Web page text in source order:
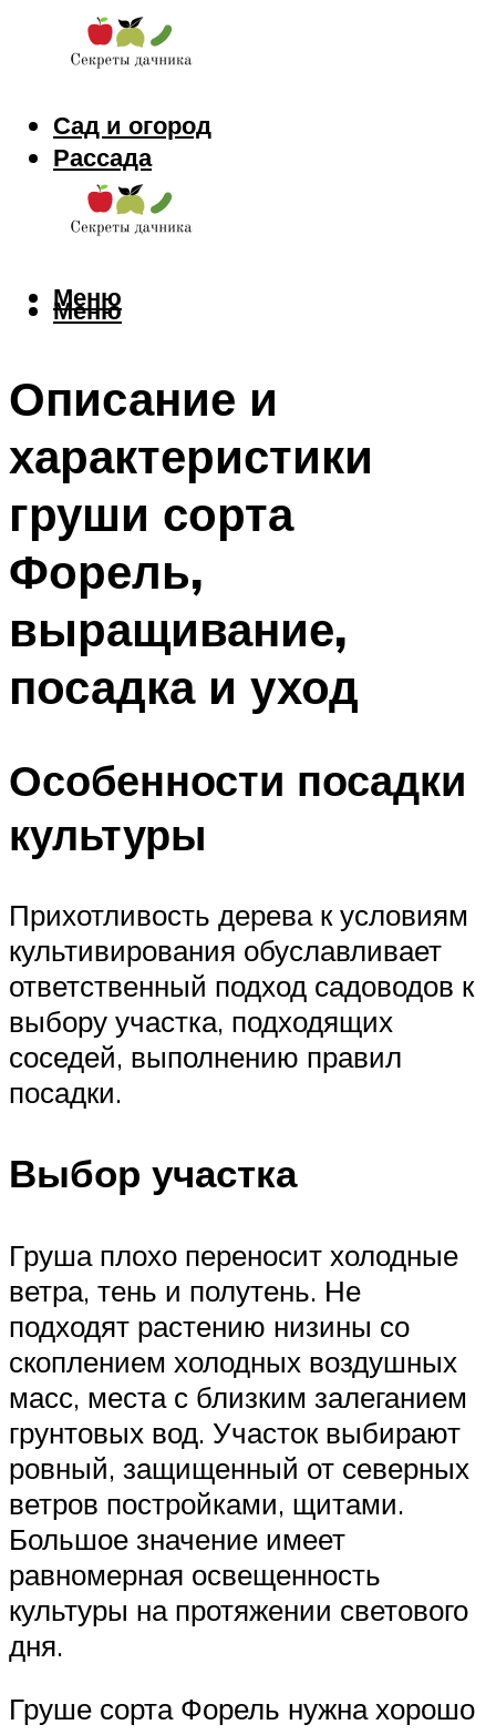
Сад и огород
Рассада
Цветы
Заготовки
Меню
Меню
Описание и
характеристики
груши сорта
Форель,
выращивание,
посадка и уход
Особенности посадки
культуры
Прихотливость дерева к условиям
культивирования обуславливает
ответственный подход садоводов к
выбору участка, подходящих
соседей, выполнению правил
посадки.
Выбор участка
Груша плохо переносит холодные
ветра, тень и полутень. Не
подходят растению низины со
скоплением холодных воздушных
масс, места с близким залеганием
грунтовых вод. Участок выбирают
ровный, защищенный от северных
ветров постройками, щитами.
Большое значение имеет
равномерная освещенность
культуры на протяжении светового
дня.
Груше сорта Форель нужна хорошо